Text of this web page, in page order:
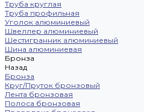
Труба круглая
Труба профильная
Уголок алюминиевый
Швеллер алюминиевый
Шестигранник алюминиевый
Шина алюминиевая
Бронза
Назад
Бронза
Круг/Пруток бронзовый
Лента бронзовая
Полоса бронзовая